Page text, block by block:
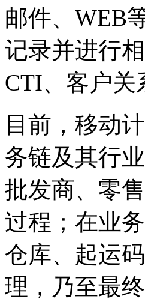
邮件、WEB
记录并进行
CTI、客户关
目前，移动
务链及其行
批发商、零
过程；在业
仓库、起运
理，乃至最